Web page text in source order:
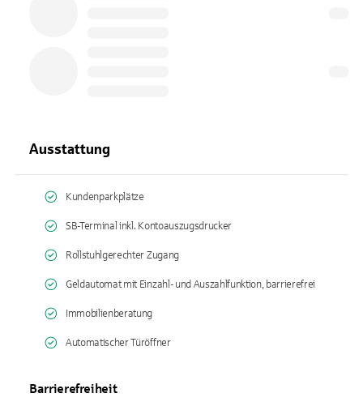
Ausstattung
Kundenparkplätze
SB-Terminal inkl. Kontoauszugsdrucker
Rollstuhlgerechter Zugang
Geldautomat mit Einzahl- und Auszahlfunktion, barrierefrei
Immobilienberatung
Automatischer Türöffner
Barrierefreiheit